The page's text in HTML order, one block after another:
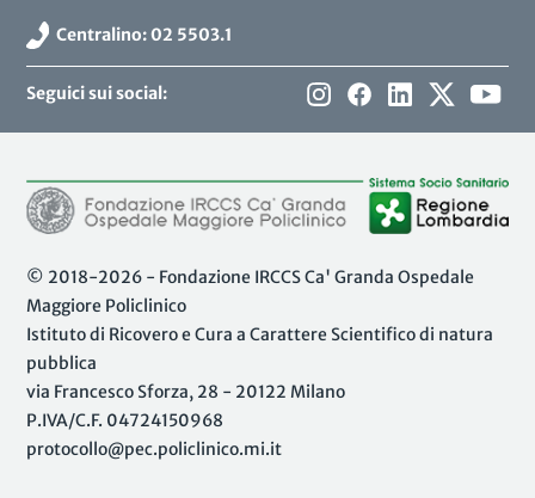
Centralino: 02 5503.1
Seguici sui social:
© 2018-2026 - Fondazione IRCCS Ca' Granda Ospedale
Maggiore Policlinico
Istituto di Ricovero e Cura a Carattere Scientifico di natura
pubblica
via Francesco Sforza, 28 - 20122 Milano
P.IVA/C.F. 04724150968
protocollo@pec.policlinico.mi.it